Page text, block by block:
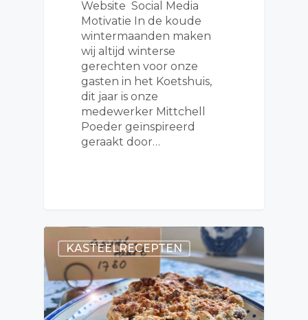
Website Social Media
Motivatie In de koude
wintermaanden maken
wij altijd winterse
gerechten voor onze
gasten in het Koetshuis,
dit jaar is onze
medewerker Mittchell
Poeder geïnspireerd
geraakt door…
KASTEELRECEPTEN